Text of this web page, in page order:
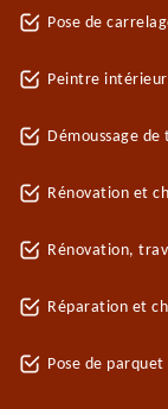
Pose de
Peintre
Démoussage
Rénovation et
Rénovation,
Réparation et
Pose de parquet